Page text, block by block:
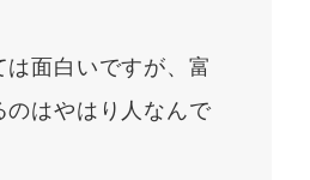
は面白いですが、富
のはやはり人なんで